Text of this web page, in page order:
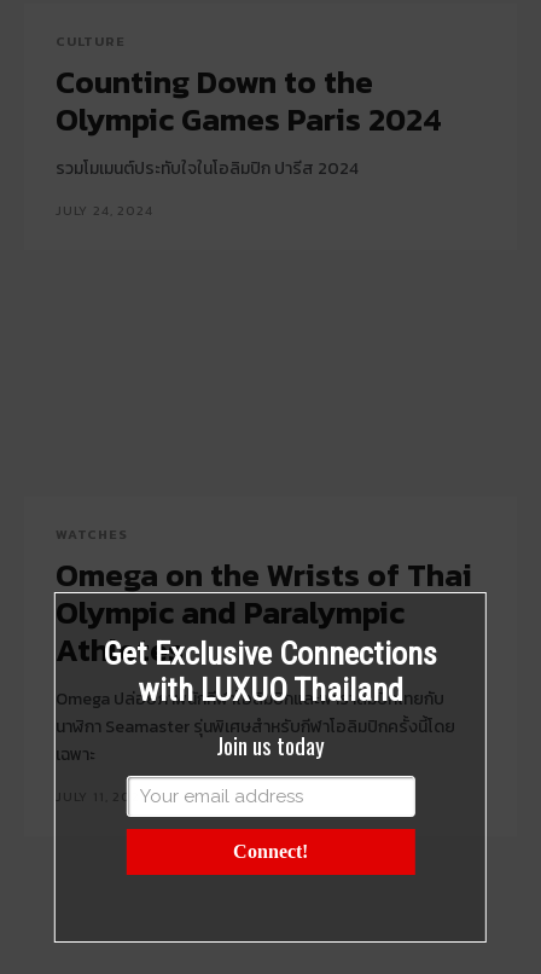
CULTURE
Counting Down to the
Olympic Games Paris 2024
รวมโมเมนต์ประทับใจในโอลิมปิก ปารีส 2024
JULY 24, 2024
WATCHES
Omega on the Wrists of Thai
Olympic and Paralympic
Athletes
Omega ปล่อยภาพนักกีฬาโอลิมปิกและพาราลิมปิกไทยกับ
นาฬิกา Seamaster รุ่นพิเศษสำหรับกีฬาโอลิมปิกครั้งนี้โดย
เฉพาะ
JULY 11, 2024
Get Exclusive Connections
with LUXUO Thailand
Join us today
Connect!